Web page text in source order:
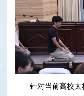
针对当前高校太